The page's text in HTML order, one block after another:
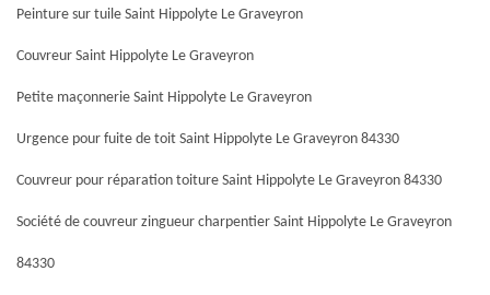
Peinture sur tuile Saint Hippolyte Le Graveyron
Couvreur Saint Hippolyte Le Graveyron
Petite maçonnerie Saint Hippolyte Le Graveyron
Urgence pour fuite de toit Saint Hippolyte Le Graveyron 84330
Couvreur pour réparation toiture Saint Hippolyte Le Graveyron 84330
Société de couvreur zingueur charpentier Saint Hippolyte Le Graveyron
84330